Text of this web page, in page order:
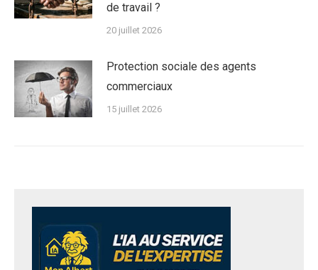
de travail ?
20 juillet 2026
Protection sociale des agents
commerciaux
15 juillet 2026